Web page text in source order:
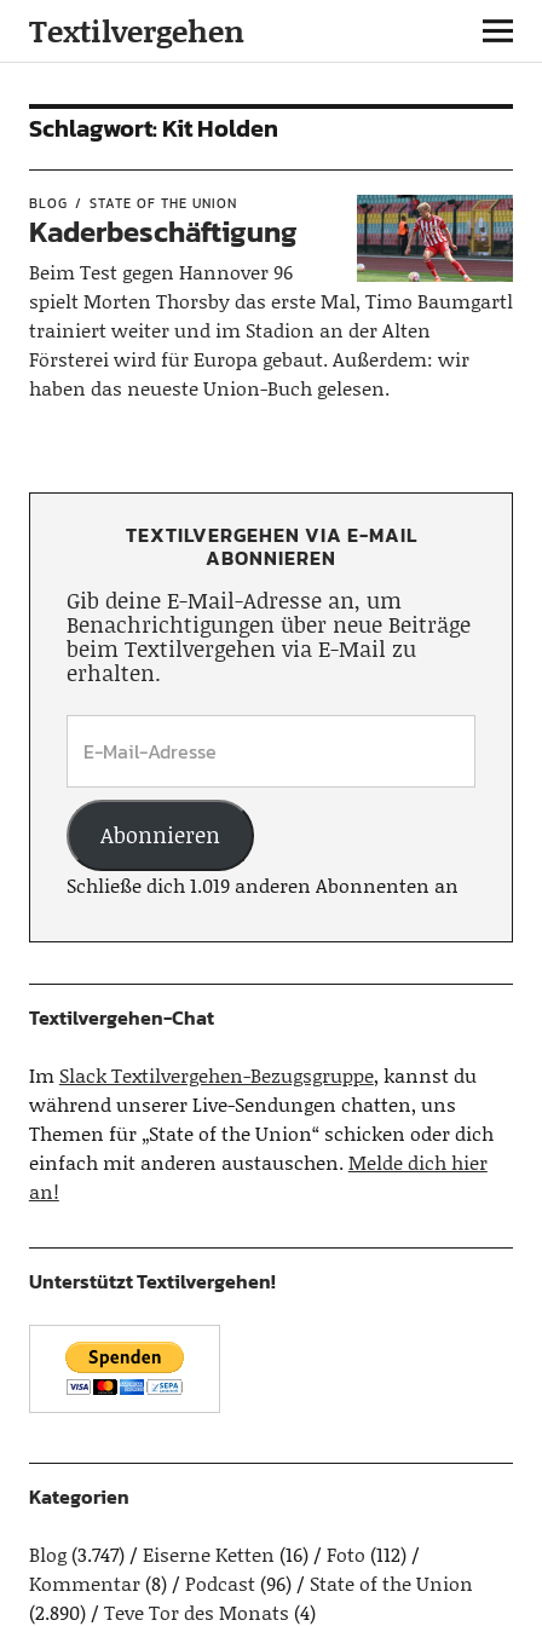
Textilvergehen
Schlagwort:Kit Holden
BLOG STATE OF THE UNION
Kaderbeschäftigung
Beim Test gegen Hannover 96
spielt Morten Thorsby das erste Mal, Timo Baumgartl
trainiert weiter und im Stadion an der Alten
Försterei wird für Europa gebaut. Außerdem: wir
haben das neueste Union-Buch gelesen.
TEXTILVERGEHEN VIA E-MAIL
ABONNIEREN
Gib deine E-Mail-Adresse an, um
Benachrichtigungen über neue Beiträge
beim Textilvergehen via E-Mail zu
erhalten.
Abonnieren
Schließe dich 1.019 anderen Abonnenten an
Textilvergehen-Chat
Im Slack Textilvergehen-Bezugsgruppe, kannst du
während unserer Live-Sendungen chatten, uns
Themen für „State of the Union“ schicken oder dich
einfach mit anderen austauschen.Melde dich hier
an!
Unterstützt Textilvergehen!
Kategorien
Blog(3.747) Eiserne Ketten (16) Foto (112)
Kommentar(8) Podcast(96)
State of the Union
(2.890)
Teve Tor des Monats (4)